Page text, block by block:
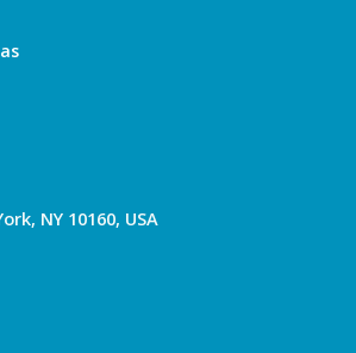
NY 10160, USA